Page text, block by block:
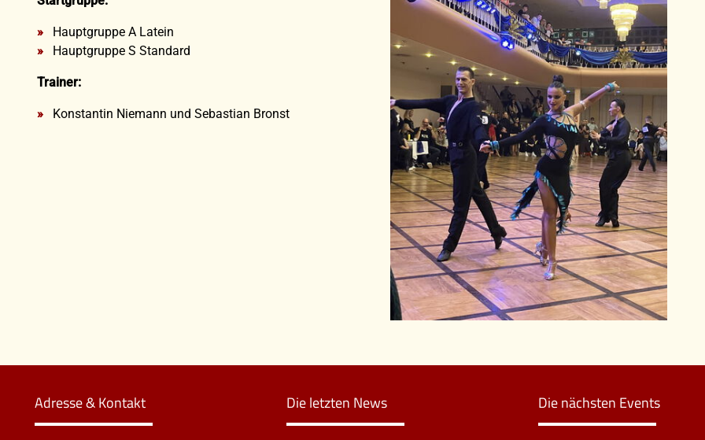
Hauptgruppe A Latein
Hauptgruppe S Standard
Trainer:
Konstantin Niemann und Sebastian Bronst
Adresse & Kontakt Die letzten News Die nächsten Events